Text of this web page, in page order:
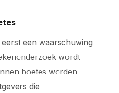
een waarschuwing
wordt
boetes worden
die